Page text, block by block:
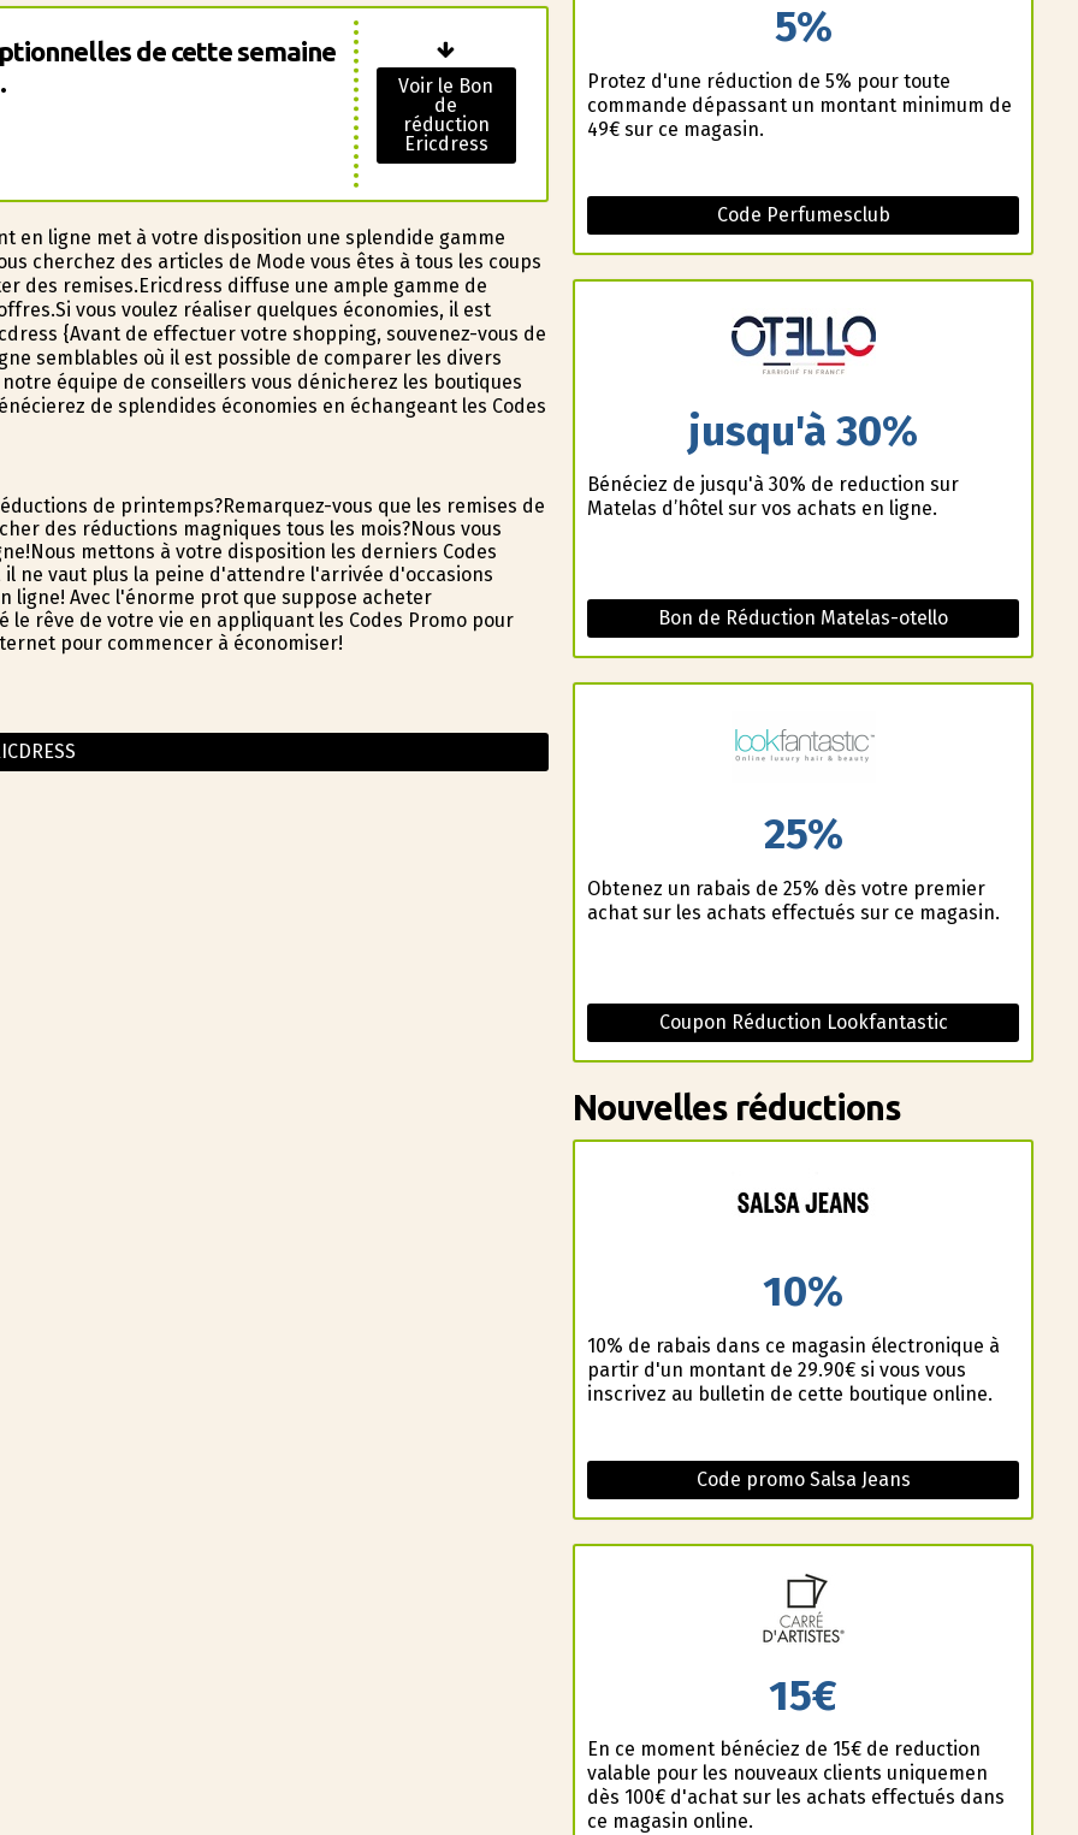
de cette semaine
Voir le Bon
de
réduction
Ericdress
en ligne met à votre disposition une splendide gamme
cherchez des articles de Mode vous êtes à tous les coups
des remises.Ericdress diffuse une ample gamme de
vous voulez réaliser quelques économies, il est
{Avant de effectuer votre shopping, souvenez-vous de
semblables où il est possible de comparer les divers
équipe de conseillers vous dénicherez les boutiques
de splendides économies en échangeant les Codes
de printemps?Remarquez-vous que les remises de
des réductions magnifiques tous les mois?Nous vous
mettons à votre disposition les derniers Codes
ne vaut plus la peine d'attendre l'arrivée d'occasions
Avec l'énorme profit que suppose acheter
le rêve de votre vie en appliquant les Codes Promo pour
pour commencer à économiser!
5%
Profitez d'une réduction de 5% pour toute
commande dépassant un montant minimum de
49€ sur ce magasin.
Code Perfumesclub
jusqu'à 30%
Bénéficiez de jusqu'à 30% de reduction sur
Matelas d’hôtel sur vos achats en ligne.
Bon de Réduction Matelas-otello
25%
Obtenez un rabais de 25% dès votre premier
achat sur les achats effectués sur ce magasin.
Coupon Réduction Lookfantastic
Nouvelles réductions
10%
10% de rabais dans ce magasin électronique à
partir d'un montant de 29.90€ si vous vous
inscrivez au bulletin de cette boutique online.
Code promo Salsa Jeans
15€
En ce moment bénéficiez de 15€ de reduction
valable pour les nouveaux clients uniquemen
dès 100€ d'achat sur les achats effectués dans
ce magasin online.